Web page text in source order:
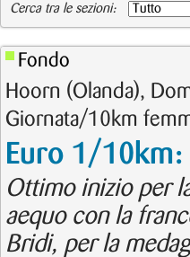
Cerca tra le sezioni:
Fondo
Hoorn (Olanda),
Giornata/10km
Euro 1/10km:
Ottimo inizio per
aequo con la
Bridi, per la